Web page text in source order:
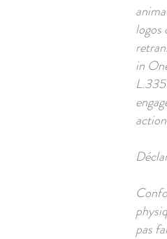
logos
in
pas